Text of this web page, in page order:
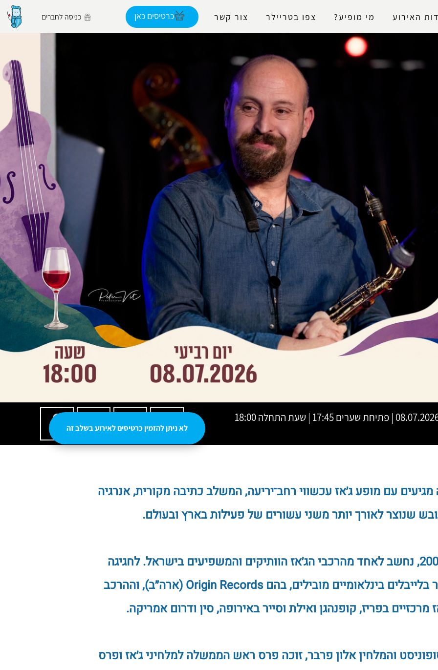
האירוע מי מופיע? צפו בטריילר צור קשר כרטיסים כאן כניסה לחברים
| פתיחת שערים 17:45 | שעת התחלה 18:00
0
שניות
0
דקות
0
שעות
0
מגיעים עם מופע ג׳אז עכשווי רחב־יריעה, המשלב כתיבה מקורית, אנרגיה
שנוצר לאורך יותר משני עשורים של פעילות בארץ ובעולם.
ההרכב, שהוקם בשנת 2001, נחשב לאחד מהרכבי הג׳אז הוותיקים והמשפיעים בישראל. לחגיגה
שישה אלבומים שראו אור בלייבלים בינלאומיים מובילים, בהם Origin Records (ארה״ב), וההרכב
מרכזיים בפריז, קופנהגן ואילת וסייר באירופה, סין ודרום אמריקה.
והמלחין אלון פרבר, זוכה פרס ראש הממשלה למלחיני ג׳אז ופרס
לא ניתן להזמין כרטיסים לאירוע בשלב זה